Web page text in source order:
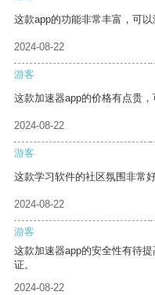
这款app的功能非常丰富，可以
2024-08-22
游客
这款加速器app的价格有点贵
2024-08-22
游客
这款学习软件的社区氛围非常
2024-08-22
游客
这款加速器app的安全性有待
证。
2024-08-22